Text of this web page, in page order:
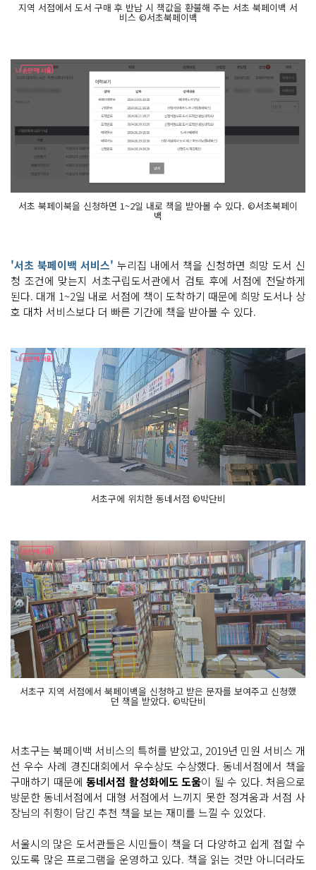
지역 서점에서 도서 구매 후 반납 시 책값을 환불해 주는 서초 북페이백 서
비스 ©서초북페이백
서초 북페이북을 신청하면 1~2일 내로 책을 받아볼 수 있다. ©서초북페이
백
'서초 북페이백 서비스' 누리집 내에서 책을 신청하면 희망 도서 신
청 조건에 맞는지 서초구립도서관에서 검토 후에 서점에 전달하게
된다. 대개 1~2일 내로 서점에 책이 도착하기 때문에 희망 도서나 상
호 대차 서비스보다 더 빠른 기간에 책을 받아볼 수 있다.
서초구에 위치한 동네서점 ©박단비
서초구 지역 서점에서 북페이백을 신청하고 받은 문자를 보여주고 신청했
던 책을 받았다. ©박단비
서초구는 북페이백 서비스의 특허를 받았고, 2019년 민원 서비스 개
선 우수 사례 경진대회에서 우수상도 수상했다. 동네서점에서 책을
구매하기 때문에 동네서점 활성화에도 도움이 될 수 있다. 처음으로
방문한 동네서점에서 대형 서점에서 느끼지 못한 정겨움과 서점 사
장님의 취향이 담긴 추천 책을 보는 재미를 느낄 수 있었다.
서울시의 많은 도서관들은 시민들이 책을 더 다양하고 쉽게 접할 수
있도록 많은 프로그램을 운영하고 있다. 책을 읽는 것만 아니더라도